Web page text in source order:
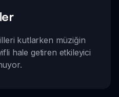
kutlarken müziğin
hale getiren etkileyici